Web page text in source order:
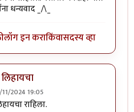
धन्यवाद _/\_
लॉग इन कराकिंवासदस्य व्हा
11/2024 19:05
कांदा लिहायचा राहिला
राहिला.